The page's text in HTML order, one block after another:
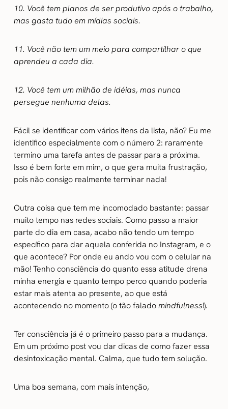
10. Você tem planos de ser produtivo após o trabalho,
mas gasta tudo em mídias sociais.
11. Você não tem um meio para compartilhar o que
aprendeu a cada dia.
12. Você tem um milhão de idéias, mas nunca
persegue nenhuma delas.
Fácil se identificar com vários itens da lista, não? Eu me
identifico especialmente com o número 2: raramente
termino uma tarefa antes de passar para a próxima.
Isso é bem forte em mim, o que gera muita frustração,
pois não consigo realmente terminar nada!
Outra coisa que tem me incomodado bastante: passar
muito tempo nas redes sociais. Como passo a maior
parte do dia em casa, acabo não tendo um tempo
específico para dar aquela conferida no Instagram, e o
que acontece? Por onde eu ando vou com o celular na
mão! Tenho consciência do quanto essa atitude drena
minha energia e quanto tempo perco quando poderia
estar mais atenta ao presente, ao que está
acontecendo no momento (o tão faladomindfulness!).
Ter consciência já é o primeiro passo para a mudança.
Em um próximo post vou dar dicas de como fazer essa
desintoxicação mental. Calma, que tudo tem solução.
Uma boa semana, com mais intenção,